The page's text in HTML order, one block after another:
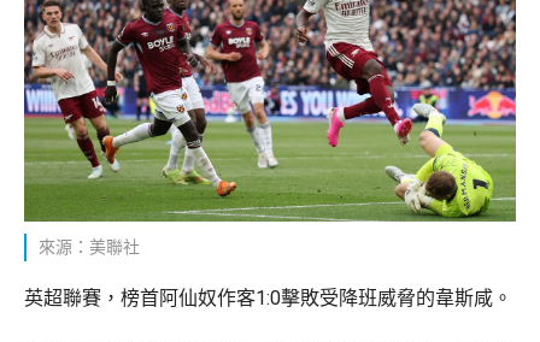
來源：美聯社
英超聯賽，榜首阿仙奴作客1:0擊敗受降班威脅的韋斯咸。